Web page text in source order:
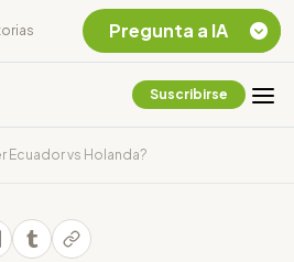
Suscribirse
Ecuador vs Holanda?
Pregunta a IA
Chevron Ecuador